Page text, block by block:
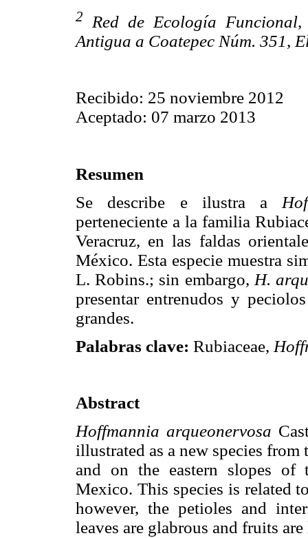
2
Red de Ecología
Antigua a Coatepec Núm. 351,
Recibido: 25 noviembre 2012
Aceptado: 07 marzo 2013
Resumen
Se describe e ilustra a
perteneciente a la familia
Veracruz, en las faldas
México. Esta especie muestra
L. Robins.; sin embargo, H.
presentar entrenudos y
grandes.
Palabras clave: Rubiaceae,
Abstract
Hoffmannia arqueonervosa
illustrated as a new species
and on the eastern slopes of
Mexico. This species is related
however, the petioles and
leaves are glabrous and fruits are